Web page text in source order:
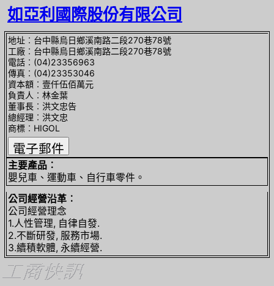
如亞利國際股份有限公司
地址︰台中縣烏日鄉溪南路二段270巷78號
工廠︰台中縣烏日鄉溪南路二段270巷78號
電話︰(04)23356963
傳真︰(04)23353046
資本額︰壹仟伍佰萬元
負責人︰林金葉
董事長︰洪文忠告
總經理︰洪文忠
商標︰HIGOL
主要產品︰
嬰兒車、運動車、自行車零件。
公司經營沿革︰
公司經營理念
1.人性管理, 自律自發.
2.不斷研發, 服務市場.
3.續積軟體, 永續經營.